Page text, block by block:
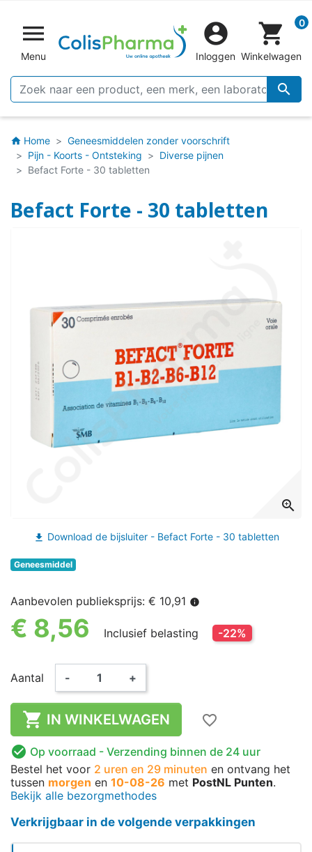

Menu


Inloggen
shopping_cart 0
Winkelwagen
home Home
Geneesmiddelen zonder voorschrift
Pijn - Koorts - Ontsteking
Diverse pijnen
Befact Forte - 30 tabletten
Befact Forte - 30 tabletten
zoom_in
file_download Download de bijsluiter - Befact Forte - 30 tabletten
Geneesmiddel
Aanbevolen publieksprijs: € 10,91 info
€ 8,56 Inclusief belasting -22%
Aantal - +
 IN WINKELWAGEN
favorite_border
 Op voorraad - Verzending binnen de 24 uur
Bestel het voor 2 uren en 29 minuten en ontvang het
tussen morgen en 10-08-26 met PostNL Punten.
Bekijk alle bezorgmethodes
Verkrijgbaar in de volgende verpakkingen